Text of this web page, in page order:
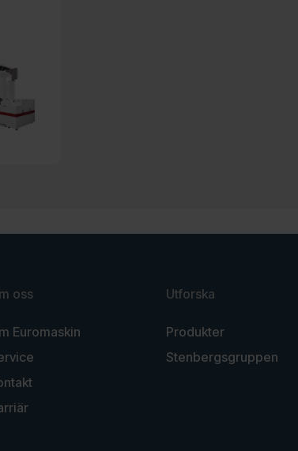
oss
Euromaskin
Utforska
Produkter
Stenbergsgruppen